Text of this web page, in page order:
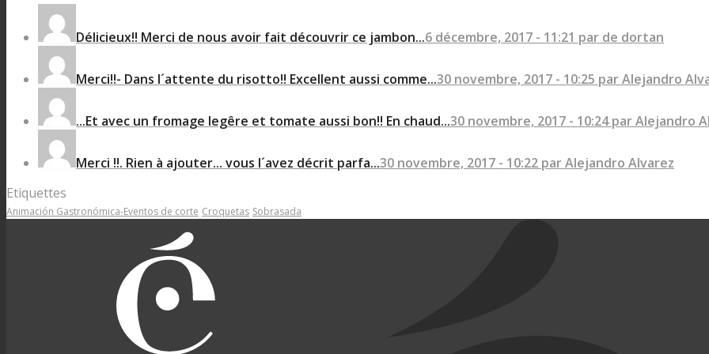
Délicieux!! Merci de nous avoir fait découvrir ce jambon...6 décembre, 2017 - 11:21 par de dortan
Merci!!- Dans l´attente du risotto!! Excellent aussi comme...30 novembre, 2017 - 10:25 par Alejandro
...Et avec un fromage legêre et tomate aussi bon!! En chaud...30 novembre, 2017 - 10:24 par Alejandro
Merci !!. Rien à ajouter... vous l´avez décrit parfa...30 novembre, 2017 - 10:22 par Alejandro Alvarez
Etiquettes
Animación Gastronómica-Eventos de corte Croquetas Sobrasada